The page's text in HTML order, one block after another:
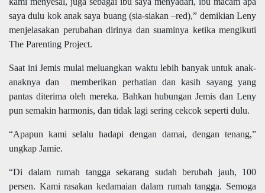
saya dulu kok anak saya buang (sia-siakan –red),” demikian Leny
menjelasakan perubahan dirinya dan suaminya ketika mengikuti
The Parenting Project.
Saat ini Jemis mulai meluangkan waktu lebih banyak untuk anak-
anaknya dan memberikan perhatian dan kasih sayang yang
pantas diterima oleh mereka. Bahkan hubungan Jemis dan Leny
pun semakin harmonis, dan tidak lagi sering cekcok seperti dulu.
“Apapun kami selalu hadapi dengan damai, dengan tenang,”
ungkap Jamie.
“Di dalam rumah tangga sekarang sudah berubah jauh, 100
persen. Kami rasakan kedamaian dalam rumah tangga. Semoga